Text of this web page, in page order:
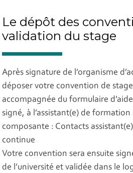
Le dépôt des
validation du stage
Après signature de l’organisme
déposer votre convention de
accompagnée du formulaire
signé, à l’assistant(e) de
composante : Contacts
continue
Votre convention sera ensuite
de l’université et validée dans le